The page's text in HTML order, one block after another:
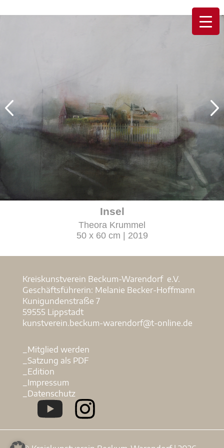
Insel
Theora Krummel
50 x 60 cm | 2019
Kreiskunstverein Beckum-Warendorf e.V.
Geschäftsführerin: Melanie Becker-Hoffmann
Kunigundenstraße 7
59555 Lippstadt
kunstverein.beckum-warendorf@t-online.de
_Mitglied werden
_Satzung als PDF
_Edition
_Impressum
_Datenschutz